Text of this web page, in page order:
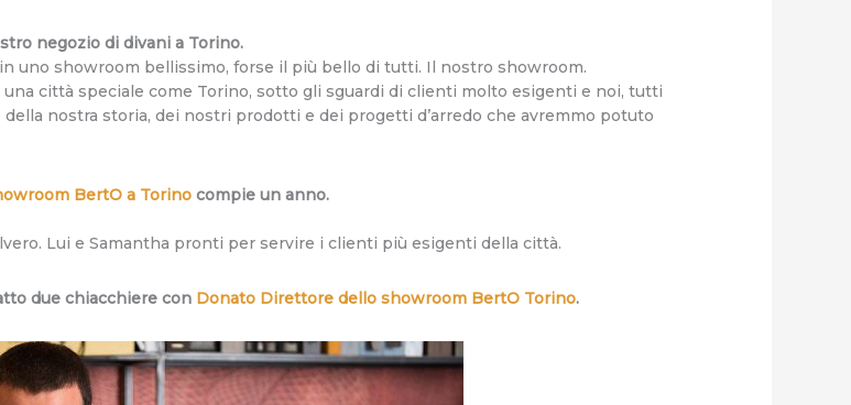
negozio di divani a Torino.
uno showroom bellissimo, forse il più bello di tutti. Il nostro showroom.
città speciale come Torino, sotto gli sguardi di clienti molto esigenti e noi, tutti
nostra storia, dei nostri prodotti e dei progetti d’arredo che avremmo potuto
BertO a Torino compie un anno.
Lui e Samantha pronti per servire i clienti più esigenti della città.
due chiacchiere con Donato Direttore dello showroom BertO Torino.